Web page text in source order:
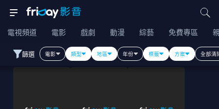
電視頻道 電影 戲劇 動漫 綜藝 免費專區
篩選 電影 類型 地區 年份 標籤 方案 全部清